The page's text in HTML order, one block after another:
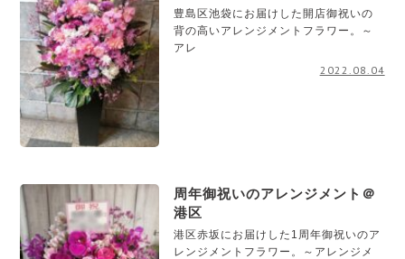
豊島区池袋にお届けした開店御祝いの
背の高いアレンジメントフラワー。～
アレ
2022.08.04
周年御祝いのアレンジメント＠
港区
港区赤坂にお届けした1周年御祝いのア
レンジメントフラワー。～アレンジメ